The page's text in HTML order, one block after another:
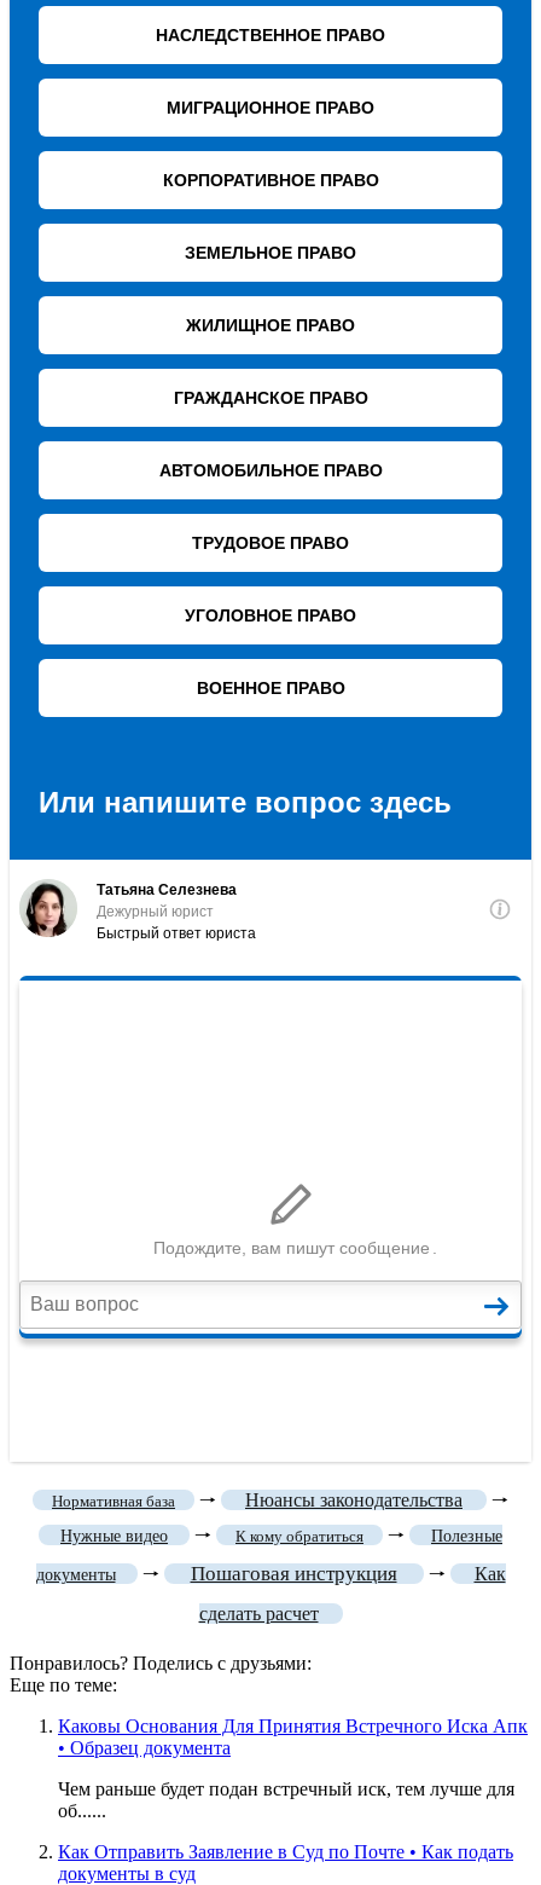
Нормативная база 🠒 Нюансы законодательства 🠒
Нужные видео 🠒 К кому обратиться 🠒 Полезные
документы 🠒 Пошаговая инструкция 🠒
Как
сделать расчет
Понравилось? Поделись с друзьями:
Еще по теме:
Каковы Основания Для Принятия Встречного Иска Апк
• Образец документа
Чем раньше будет подан встречный иск, тем лучше для
об......
Как Отправить Заявление в Суд по Почте • Как подать
документы в суд